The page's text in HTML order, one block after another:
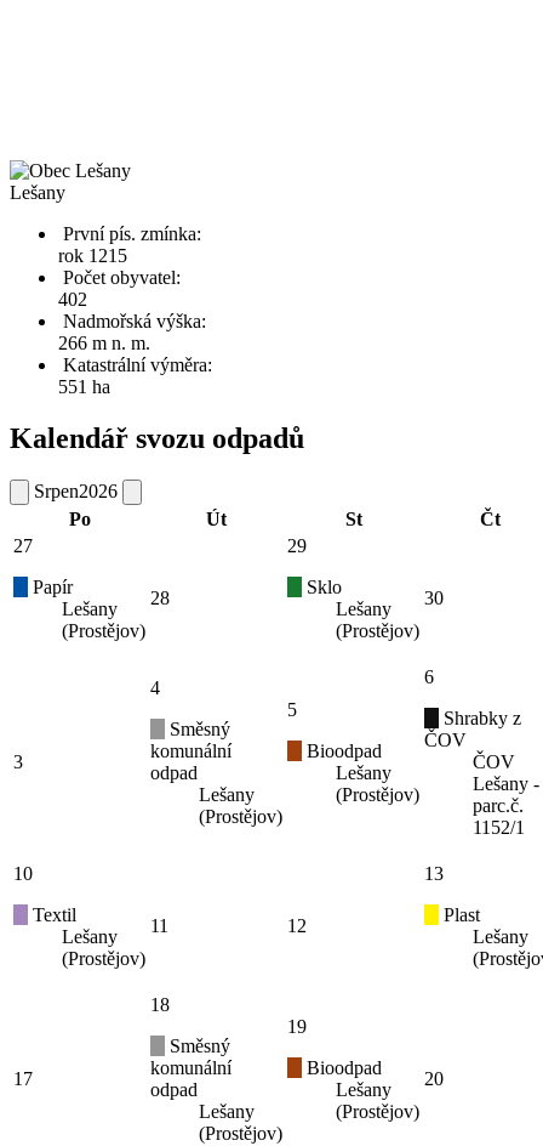
Lešany
První pís. zmínka:
rok 1215
Počet obyvatel:
402
Nadmořská výška:
266 m n. m.
Katastrální výměra:
551 ha
Kalendář svozu odpadů
Srpen2026
Po
Út St
Čt
27
Papír
Lešany
(Prostějov)
28
29
Sklo
Lešany
(Prostějov)
30
3
4
Směsný
komunální
odpad
Lešany
(Prostějov)
5
Bioodpad
Lešany
(Prostějov)
6
Shrabky z
ČOV
ČOV
Lešany -
parc.č.
1152/1
10
Textil
Lešany
(Prostějov)
11 12
13
Plast
Lešany
17
18
Směsný
komunální
odpad
Lešany
(Prostějov)
19
Bioodpad
Lešany
(Prostějov)
20